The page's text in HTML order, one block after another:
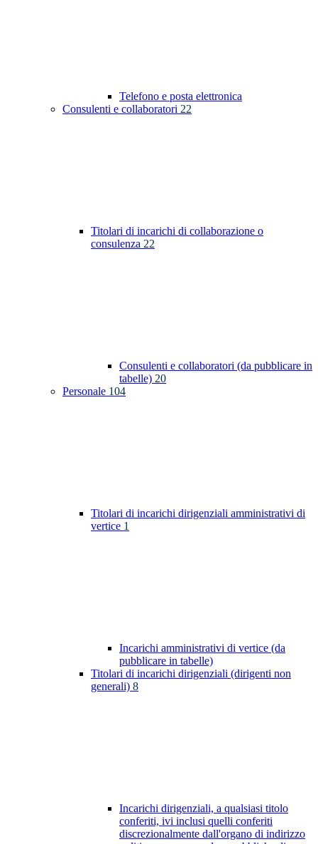
Telefono e posta elettronica
Consulenti e collaboratori 22
Titolari di incarichi di collaborazione o
consulenza 22
Consulenti e collaboratori (da pubblicare in
tabelle) 20
Personale 104
Titolari di incarichi dirigenziali amministrativi di
vertice 1
Incarichi amministrativi di vertice (da
pubblicare in tabelle)
Titolari di incarichi dirigenziali (dirigenti non
generali) 8
Incarichi dirigenziali, a qualsiasi titolo
conferiti, ivi inclusi quelli conferiti
discrezionalmente dall'organo di indirizzo